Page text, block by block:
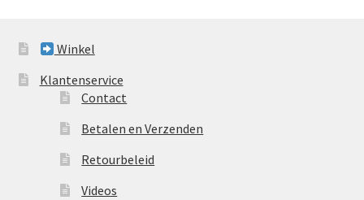
Winkel
Klantenservice
Contact
Betalen en Verzenden
Retourbeleid
Videos